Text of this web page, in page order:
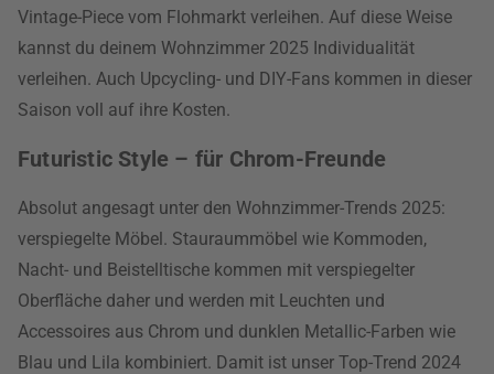
Vintage-Piece vom Flohmarkt verleihen. Auf diese Weise
kannst du deinem Wohnzimmer 2025 Individualität
verleihen. Auch Upcycling- und DIY-Fans kommen in dieser
Saison voll auf ihre Kosten.
Futuristic Style – für Chrom-Freunde
Absolut angesagt unter den Wohnzimmer-Trends 2025:
verspiegelte Möbel. Stauraummöbel wie Kommoden,
Nacht- und Beistelltische kommen mit verspiegelter
Oberfläche daher und werden mit Leuchten und
Accessoires aus Chrom und dunklen Metallic-Farben wie
Blau und Lila kombiniert. Damit ist unser Top-Trend 2024